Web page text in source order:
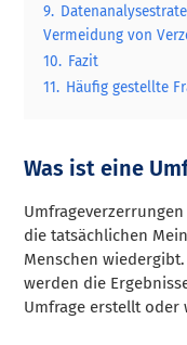
9.
Vermeidung von
10. Fazit
11. Häufig gestellte
Was ist eine
die tatsächlichen
Menschen
werden die
Umfrage erstellt oder